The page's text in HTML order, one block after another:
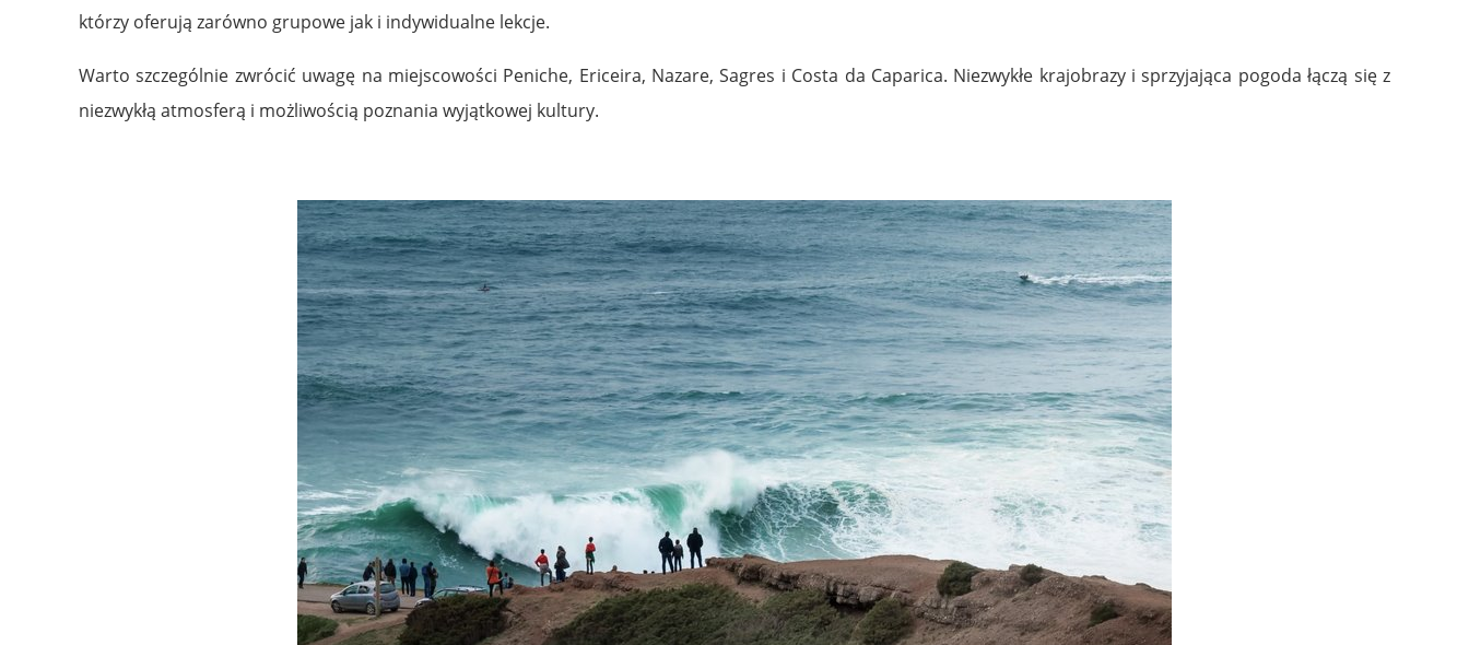
którzy oferują zarówno grupowe jak i indywidualne lekcje.
Warto szczególnie zwrócić uwagę na miejscowości Peniche, Ericeira, Nazare, Sagres i Costa da Caparica. Niezwykłe krajobrazy i sprzyjająca pogoda łączą się z
niezwykłą atmosferą i możliwością poznania wyjątkowej kultury.